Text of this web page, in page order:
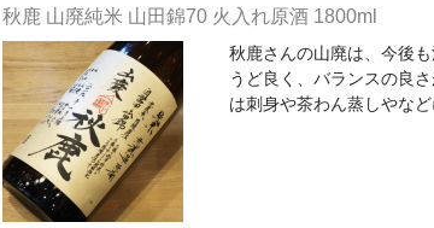
秋鹿 山廃純米 山田錦70 火入れ原酒 1800ml
秋鹿さんの山廃は、今後
うど良く、バランスの良
は刺身や茶わん蒸しやな